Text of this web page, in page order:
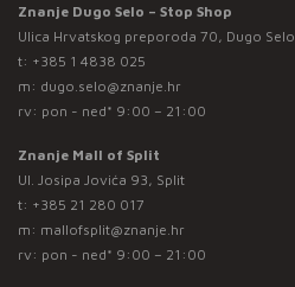
Znanje Dugo Selo – Stop Shop
Ulica Hrvatskog preporoda 70, Dugo Selo
t: +385 1 4838 025
m: dugo.selo@znanje.hr
rv: pon - ned* 9:00 – 21:00
Znanje Mall of Split
Ul. Josipa Jovića 93, Split
t: +385 21 280 017
m: mallofsplit@znanje.hr
rv: pon - ned* 9:00 – 21:00